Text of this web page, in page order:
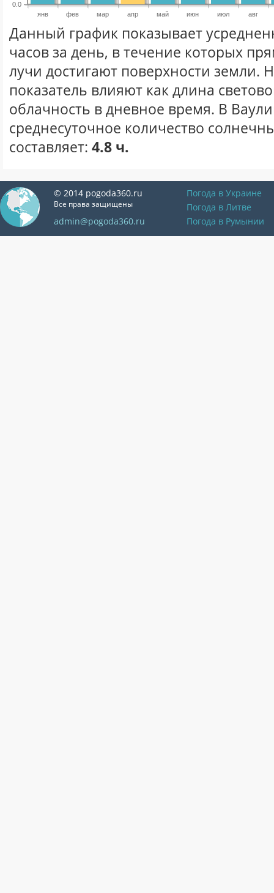
янв фев мар апр май июн июл авг
0.0
Данный график показывает
часов за день, в течение которых
лучи достигают поверхности земли.
показатель влияют как длина
облачность в дневное время. В
среднесуточное количество
составляет: 4.8 ч.
© 2014 pogoda360.ru
Все права защищены
admin@pogoda360.ru
Погода в Украине
Погода в Литве
Погода в Румынии